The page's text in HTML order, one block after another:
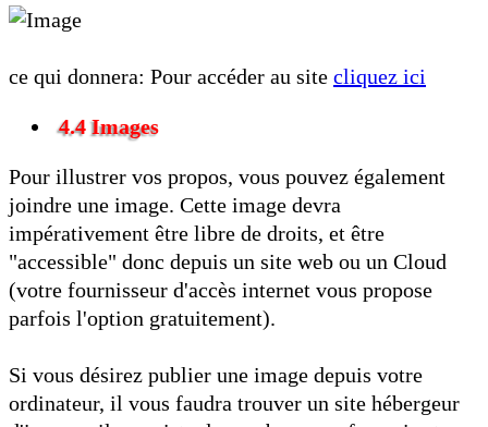
ce qui donnera: Pour accéder au site cliquez ici
4.4 Images
Pour illustrer vos propos, vous pouvez également
joindre une image. Cette image devra
impérativement être libre de droits, et être
"accessible" donc depuis un site web ou un Cloud
(votre fournisseur d'accès internet vous propose
parfois l'option gratuitement).
Si vous désirez publier une image depuis votre
ordinateur, il vous faudra trouver un site hébergeur